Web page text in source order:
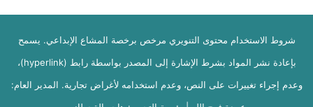
س
ب
o
u
س
ت
ر
ل
ق
شروط الاستخدام محتوى التنويري مرخص برخصة المشاع الإبداعي. يسمح
بإعادة نشر المواد بشرط الإشارة إلى المصدر بواسطة رابط (hyperlink)،
وعدم إجراء تغييرات على النص، وعدم استخدامه لأغراض تجارية. المدير العام: